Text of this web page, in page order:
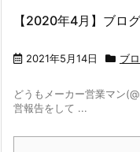
【2020年4月】ブロ
2021年5月14日 ブ
どうもメーカー営業マン
営報告をして ...